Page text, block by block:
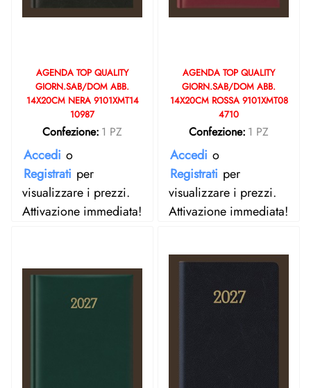
AGENDA TOP QUALITY
GIORN.SAB/DOM ABB.
14X20CM NERA 9101XMT14
10987
Confezione: 1 PZ
Accedi o
Registrati per
visualizzare i prezzi.
Attivazione immediata!
AGENDA TOP QUALITY
GIORN.SAB/DOM ABB.
14X20CM ROSSA 9101XMT08
4710
Confezione: 1 PZ
Accedi o
Registrati per
visualizzare i prezzi.
Attivazione immediata!